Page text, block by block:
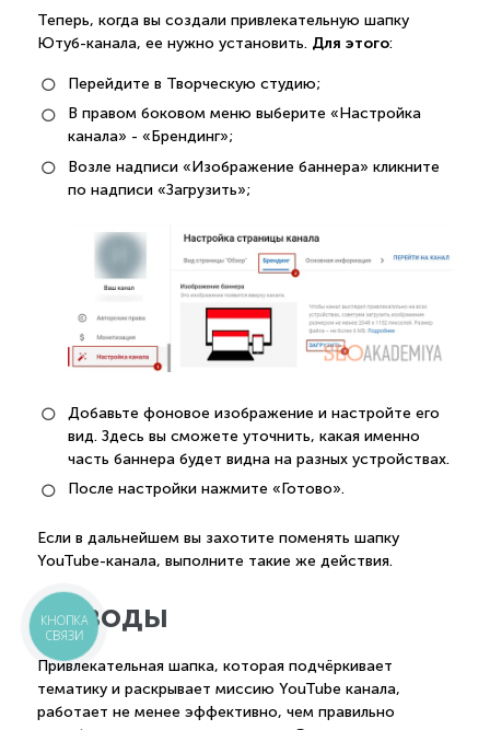
Теперь, когда вы создали привлекательную шапку
Ютуб-канала, ее нужно установить. Для этого:
Перейдите в Творческую студию;
В правом боковом меню выберите «Настройка
канала» - «Брендинг»;
Возле надписи «Изображение баннера» кликните
по надписи «Загрузить»;
Добавьте фоновое изображение и настройте его
вид. Здесь вы сможете уточнить, какая именно
часть баннера будет видна на разных устройствах.
После настройки нажмите «Готово».
Если в дальнейшем вы захотите поменять шапку
YouTube-канала, выполните такие же действия.
Выводы
Привлекательная шапка, которая подчёркивает
тематику и раскрывает миссию YouTube канала,
работает не менее эффективно, чем правильно
КНОПКА
СВЯЗИ